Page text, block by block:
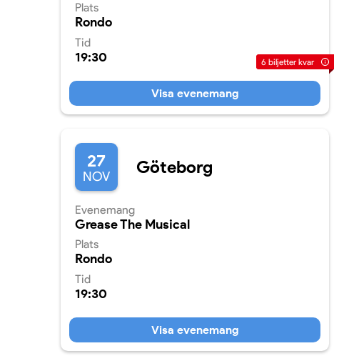
Plats
Rondo
Tid
19:30
Visa evenemang
6 biljetter kvar
27
NOV Göteborg
Plats
Rondo
Evenemang
Grease The Musical
Tid
19:30
Visa evenemang